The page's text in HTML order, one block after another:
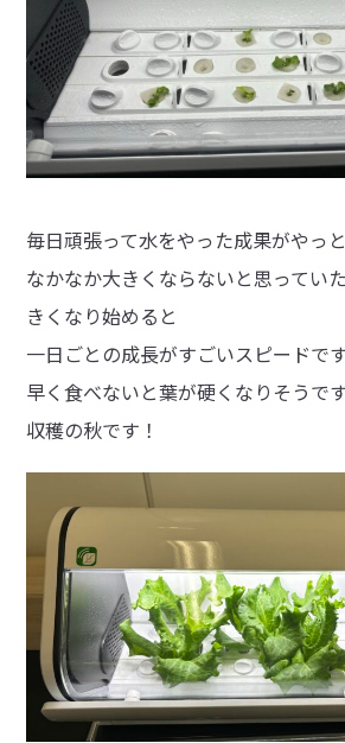
毎日頑張って水をやった成果がやっ
なかなか大きくならないと思ってい
きくなり始めると
一日ごとの成長がすごいスピードで
早く食べないと葉が硬くなりそうです
収穫の秋です！